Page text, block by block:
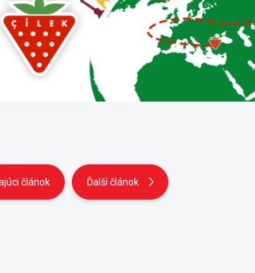
článok Ďalší článok